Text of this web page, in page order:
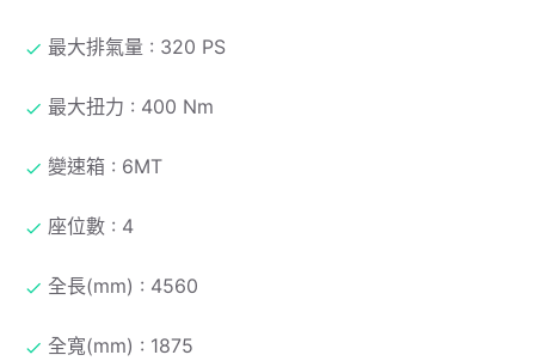
最大排氣量 : 320 PS
最大扭力 : 400 Nm
變速箱 : 6MT
座位數 : 4
全長(mm) : 4560
全寬(mm) : 1875